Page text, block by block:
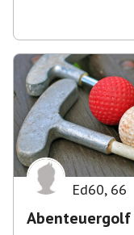
Ed60, 66